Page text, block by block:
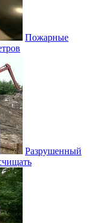
Пожарные
Разрушенный